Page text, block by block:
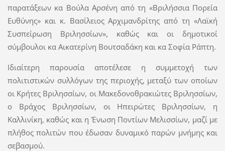
παρατάξεων κα Βούλα Αρσένη από τη «Βριλήσσια Πορεία
Ευθύνης» και κ. Βασίλειος Αρχιμανδρίτης από τη «Λαϊκή
Συσπείρωση Βριλησσίων», καθώς και οι δημοτικοί
σύμβουλοι κα Αικατερίνη Βουτσαδάκη και κα Σοφία Ράπτη.
Ιδιαίτερη παρουσία αποτέλεσε η συμμετοχή των
πολιτιστικών συλλόγων της περιοχής, μεταξύ των οποίων
οι Κρήτες Βριλησσίων, οι Μακεδονοθρακιώτες Βριλησσίων,
ο Βράχος Βριλησσίων, οι Ηπειρώτες Βριλησσίων, η
Καλλινίκη, καθώς και η Ένωση Ποντίων Μελισσίων, μαζί με
πλήθος πολιτών που έδωσαν δυναμικό παρών μνήμης και
σεβασμού.